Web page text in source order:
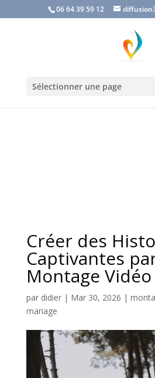
06 64 39 59 12
Sélectionner une page
Créer des
Captivantes
Montage Vidéo
par didier| Mar 30, 2026 |
mariage